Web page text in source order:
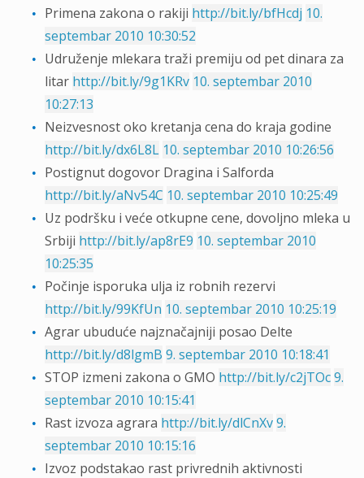
Primena zakona o rakiji http://bit.ly/bfHcdj 10.
septembar 2010 10:30:52
Udruženje mlekara traži premiju od pet dinara za
litar http://bit.ly/9g1KRv 10. septembar 2010
10:27:13
Neizvesnost oko kretanja cena do kraja godine
http://bit.ly/dx6L8L 10. septembar 2010 10:26:56
Postignut dogovor Dragina i Salforda
http://bit.ly/aNv54C 10. septembar 2010 10:25:49
Uz podršku i veće otkupne cene, dovoljno mleka u
Srbiji http://bit.ly/ap8rE9 10. septembar 2010
10:25:35
Počinje isporuka ulja iz robnih rezervi
http://bit.ly/99KfUn 10. septembar 2010 10:25:19
Agrar ubuduće najznačajniji posao Delte
http://bit.ly/d8lgmB 9. septembar 2010 10:18:41
STOP izmeni zakona o GMO http://bit.ly/c2jTOc9.
septembar 2010 10:15:41
Rast izvoza agrara http://bit.ly/dlCnXv9.
septembar 2010 10:15:16
Izvoz podstakao rast privrednih aktivnosti